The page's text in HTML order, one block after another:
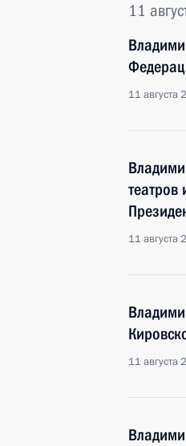
11
11 августа
театров
11 августа
11 августа